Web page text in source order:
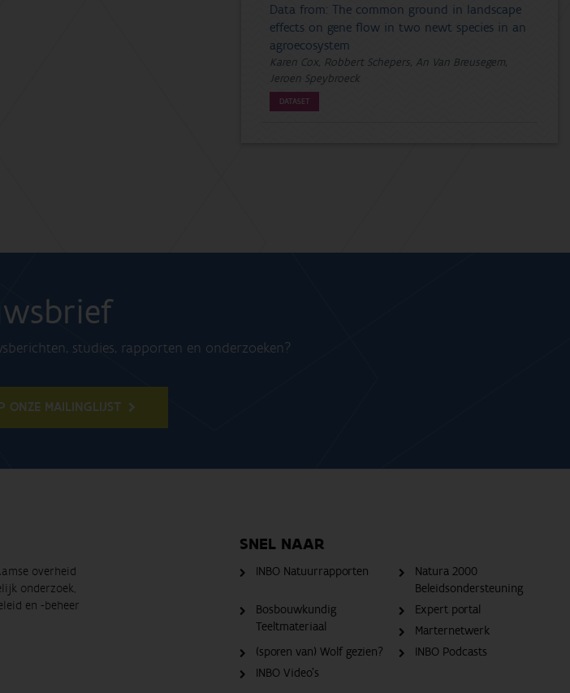
Data from: The common ground in landscape
effects on gene flow in two newt species in an
agroecosystem
Karen Cox, Robbert Schepers, An Van Breusegem,
Jeroen Speybroeck
DATASET
studies, rapporten en onderzoeken?
ONZE MAILINGLIJST
overheid
onderzoek,
en -beheer
SNEL NAAR
INBO Natuurrapporten
Natura 2000
Beleidsondersteuning
Bosbouwkundig
Teeltmateriaal
Expert portal
Marternetwerk
(sporen van) Wolf gezien?
INBO Podcasts
INBO Video's